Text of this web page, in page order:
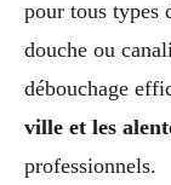
pour tous types
douche ou
débouchage
ville et les
professionnels.